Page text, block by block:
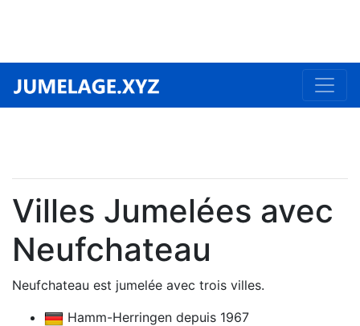
Villes Jumelées avec
Neufchateau
Neufchateau est jumelée avec trois villes.
Hamm-Herringen depuis 1967